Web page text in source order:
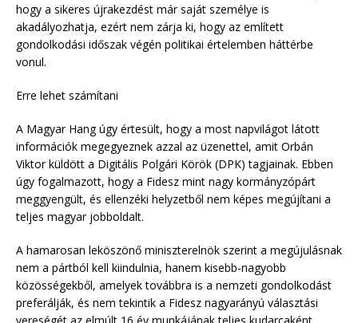
hogy a sikeres újrakezdést már saját személye is
akadályozhatja, ezért nem zárja ki, hogy az említett
gondolkodási időszak végén politikai értelemben háttérbe
vonul.
Erre lehet számítani
A Magyar Hang úgy értesült, hogy a most napvilágot látott
információk megegyeznek azzal az üzenettel, amit Orbán
Viktor küldött a Digitális Polgári Körök (DPK) tagjainak. Ebben
úgy fogalmazott, hogy a Fidesz mint nagy kormányzópárt
meggyengült, és ellenzéki helyzetből nem képes megújítani a
teljes magyar jobboldalt.
A hamarosan leköszönő miniszterelnök szerint a megújulásnak
nem a pártból kell kiindulnia, hanem kisebb-nagyobb
közösségekből, amelyek továbbra is a nemzeti gondolkodást
preferálják, és nem tekintik a Fidesz nagyarányú választási